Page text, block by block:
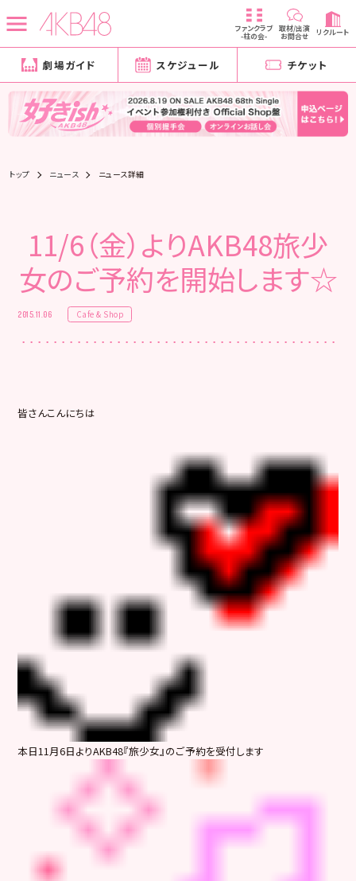
ファンクラブ
-柱の会-
取材/出演
お問合せ リクルート
劇場ガイド スケジュール チケット
トップ ニュース ニュース詳細
11/6（金）よりAKB48旅少
女のご予約を開始します☆
2015.11.06 Cafe & Shop
皆さんこんにちは
本日11月6日よりAKB48『旅少女』のご予約を受付します